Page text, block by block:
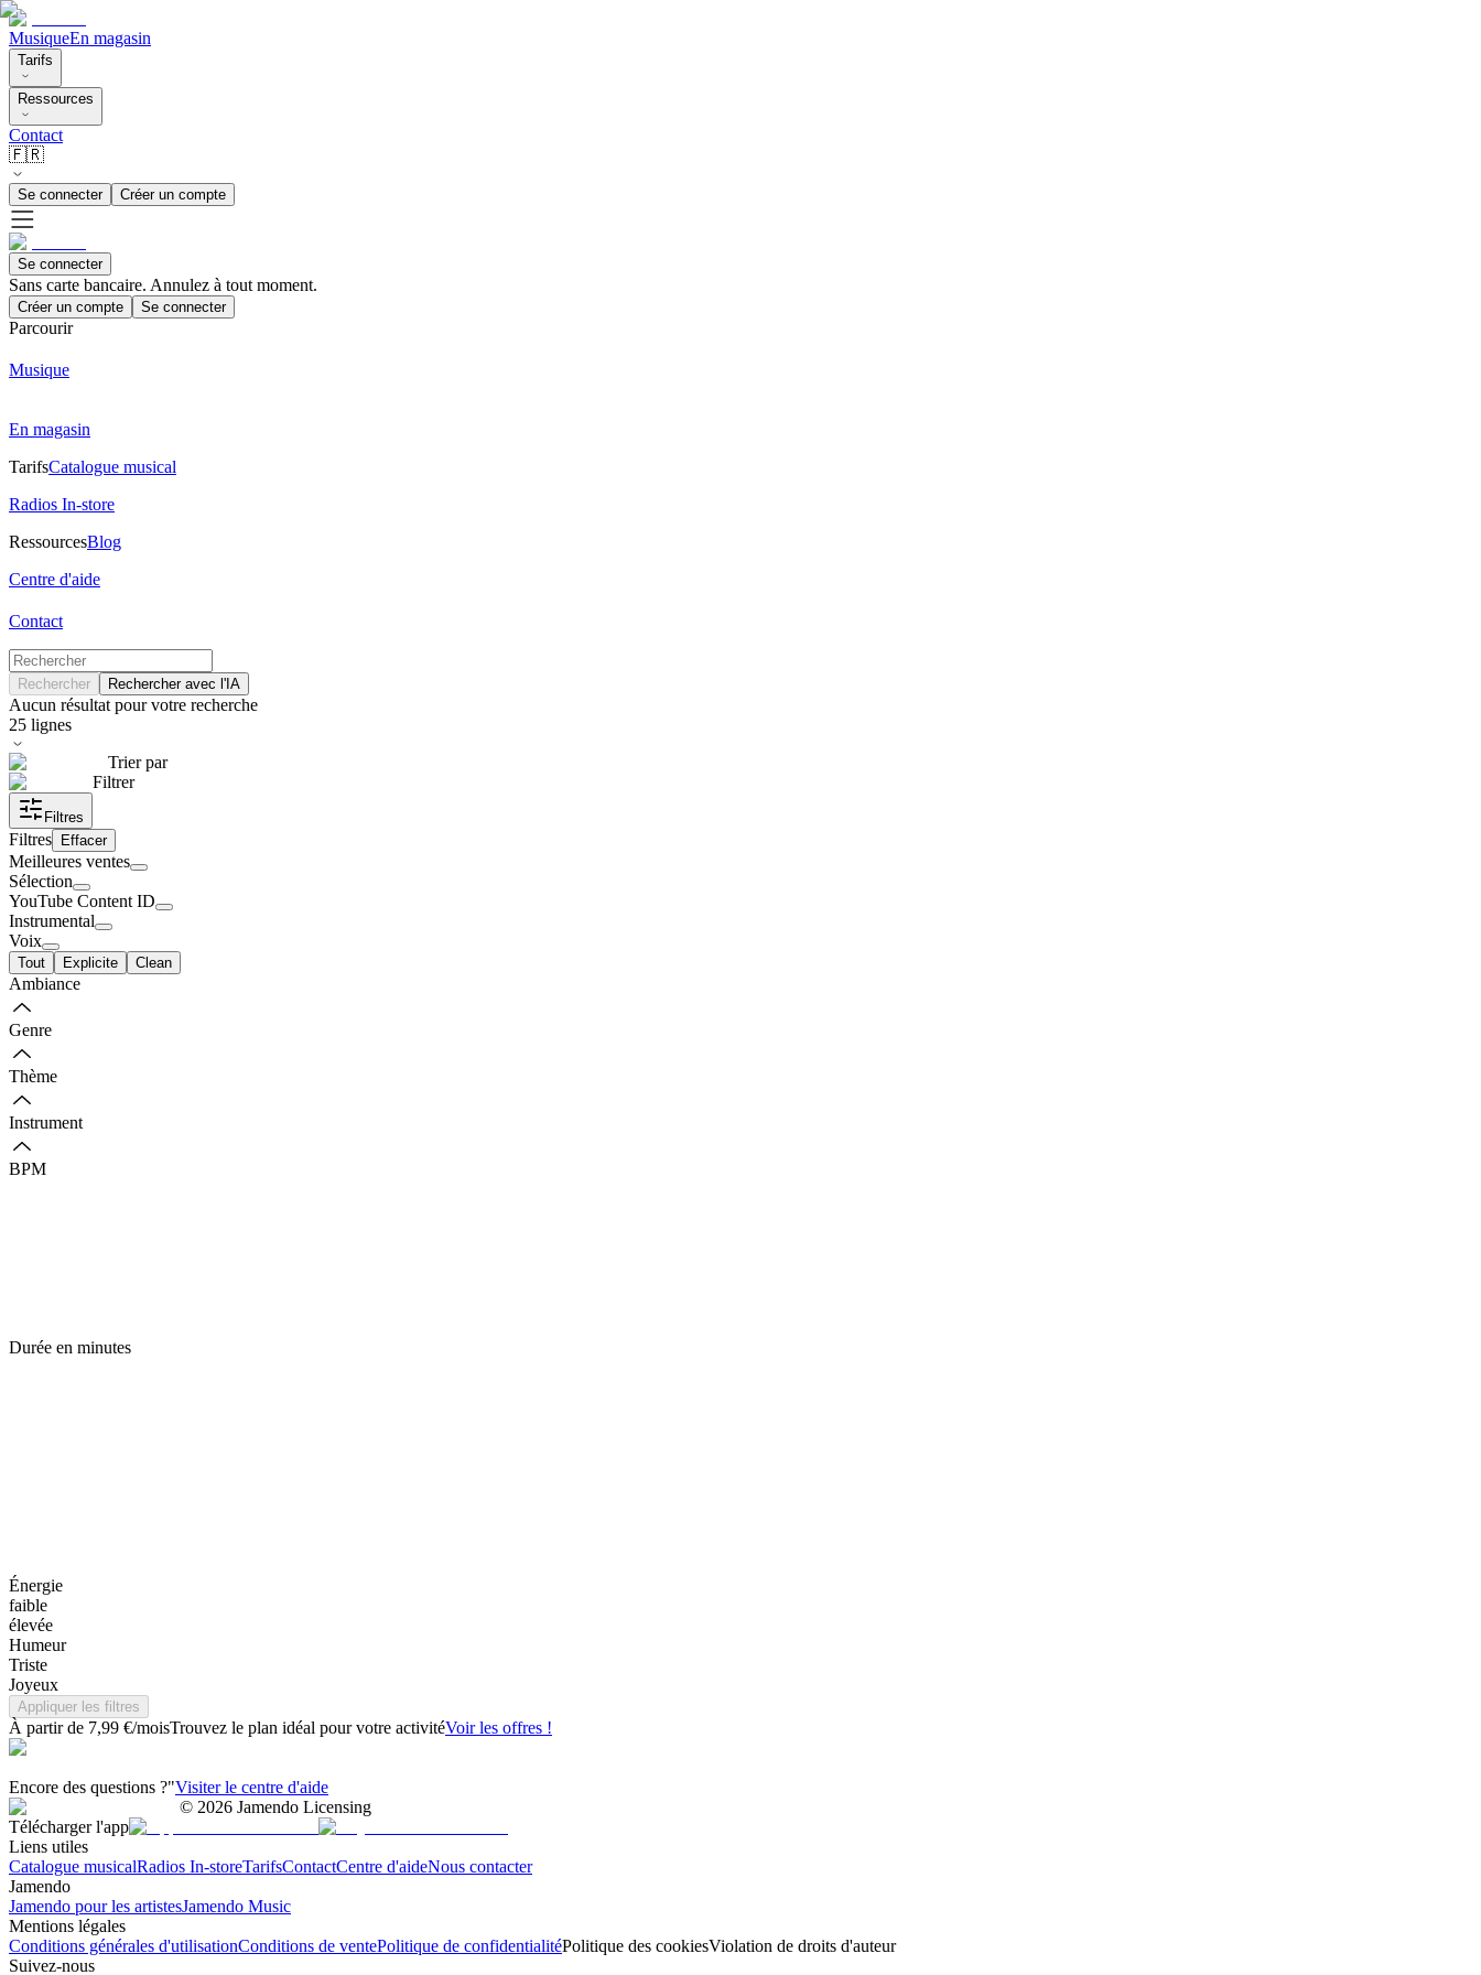
MusiqueEn magasin
Tarifs
Ressources
Contact
🇫🇷
Se connecter Créer un compte
Se connecter
Sans carte bancaire. Annulez à tout moment.
Créer un compte Se connecter
Parcourir
Musique
En magasin
TarifsCatalogue musical
Radios In-store
RessourcesBlog
Centre d'aide
Contact
Rechercher Rechercher avec l'IA
Aucun résultat pour votre recherche
25 lignes
Trier par
Filtrer
Filtres
Filtres Effacer
Meilleures ventes
Sélection
YouTube Content ID
Instrumental
Voix
Tout Explicite Clean
Ambiance
Genre
Thème
Instrument
BPM
Durée en minutes
Énergie
faible
élevée
Humeur
Triste
Joyeux
Appliquer les filtres
À partir de 7,99 €/moisTrouvez le plan idéal pour votre activitéVoir les offres !
Encore des questions ?"Visiter le centre d'aide
© 2026 Jamendo Licensing
Télécharger l'app
Liens utiles
Catalogue musicalRadios In-storeTarifsContactCentre d'aideNous contacter
Jamendo
Jamendo pour les artistesJamendo Music
Mentions légales
Conditions générales d'utilisationConditions de ventePolitique de confidentialitéPolitique des cookiesViolation de droits d'auteur
Suivez-nous